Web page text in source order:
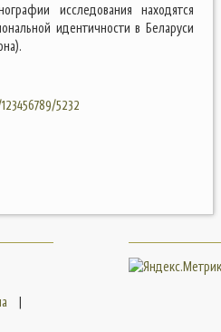
исследования находятся
идентичности в Беларуси
5232
|